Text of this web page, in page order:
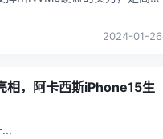
2024-01-26
相，阿卡西斯iPhone15生
...